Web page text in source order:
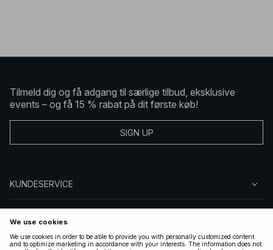
Tilmeld dig og få adgang til særlige tilbud, eksklusive
events – og få 15 % rabat på dit første køb!
SIGN UP
KUNDESERVICE
FØLG OS